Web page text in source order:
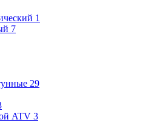
1
7
29
ATV 3